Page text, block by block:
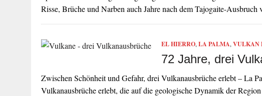
Risse, Brüche und Narben auch Jahre nach dem Tajogaite-
EL HIERRO, LA PALMA, VULKAN
72 Jahre, drei
Zwischen Schönheit und Gefahr, drei Vulkanausbrüche erlebt – La
Vulkanausbrüche erlebt, die auf die geologische Dynamik der